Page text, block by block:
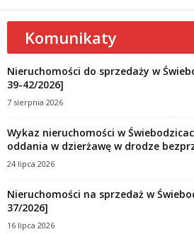
Komunikaty
Nieruchomości do sprzedaży w
39-42/2026]
7 sierpnia 2026
Wykaz nieruchomości w
oddania w dzierżawę w drodze
24 lipca 2026
Nieruchomości na sprzedaż w
37/2026]
16 lipca 2026